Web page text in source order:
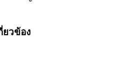
ยวข้อง